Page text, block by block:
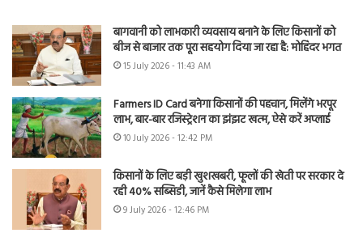
बागवानी को लाभकारी व्यवसाय बनाने के लिए किसानों को
बीज से बाजार तक पूरा सहयोग दिया जा रहा है: मोहिंदर भगत
15 July 2026 - 11:43 AM
Farmers ID Card बनेगा किसानों की पहचान, मिलेंगे भरपूर
लाभ, बार-बार रजिस्ट्रेशन का झंझट खत्म, ऐसे करें अप्लाई
10 July 2026 - 12:42 PM
किसानों के लिए बड़ी खुशखबरी, फूलों की खेती पर सरकार दे
रही 40% सब्सिडी, जानें कैसे मिलेगा लाभ
9 July 2026 - 12:46 PM